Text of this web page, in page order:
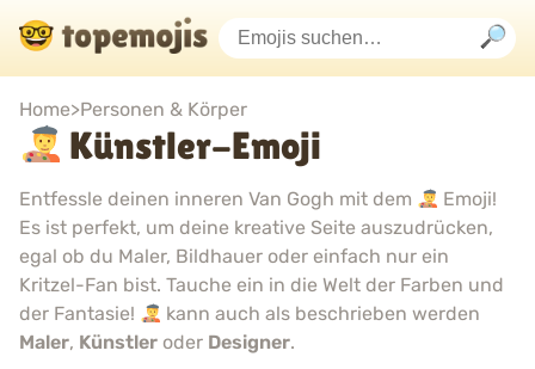
Home>Personen & Körper
Künstler-Emoji
Entfessle deinen inneren Van Gogh mit dem
Emoji!
Es ist perfekt, um deine kreative Seite auszudrücken,
egal ob du Maler, Bildhauer oder einfach nur ein
Kritzel-Fan bist. Tauche ein in die Welt der Farben und
der Fantasie!
kann auch als beschrieben werden
Maler, Künstler oder Designer.